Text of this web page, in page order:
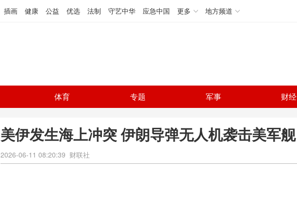
插画 健康 公益 优选 法制 守艺中华 应急中国 更多 地方频道
体育 专题 军事 财经
美伊发生海上冲突 伊朗导弹无人机袭击美军舰
2026-06-11 08:20:39 财联社